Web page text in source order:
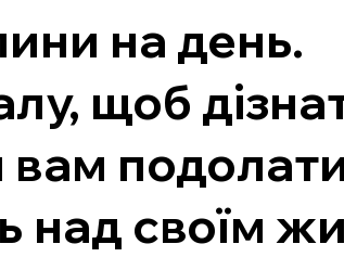
на день.
щоб
вам
над своїм